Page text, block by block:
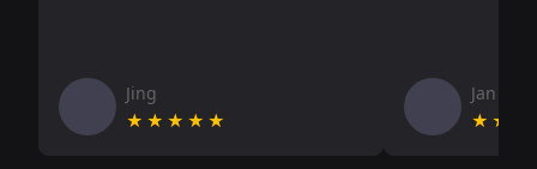
Jing
★★★★★
Jan V